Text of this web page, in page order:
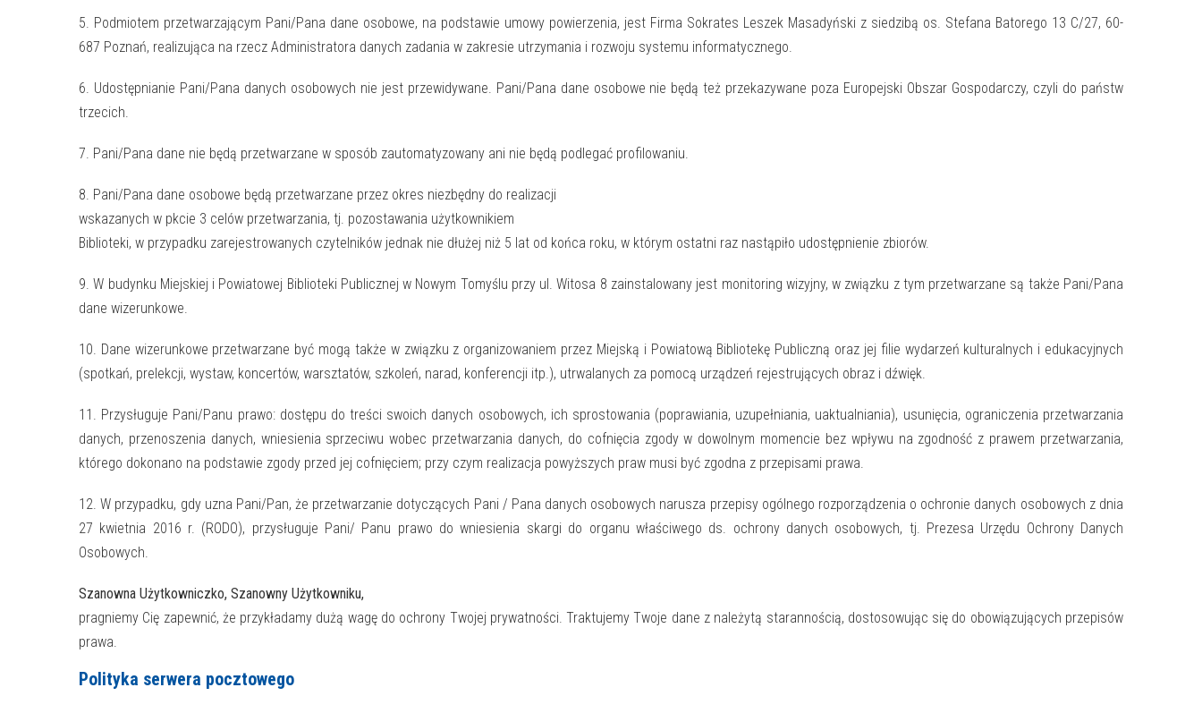
5. Podmiotem przetwarzającym Pani/Pana dane osobowe, na podstawie umowy powierzenia, jest Firma Sokrates Leszek Masadyński z siedzibą os. Stefana Batorego 13 C/27, 60-
687 Poznań, realizująca na rzecz Administratora danych zadania w zakresie utrzymania i rozwoju systemu informatycznego.
6. Udostępnianie Pani/Pana danych osobowych nie jest przewidywane. Pani/Pana dane osobowe nie będą też przekazywane poza Europejski Obszar Gospodarczy, czyli do państw
trzecich.
7. Pani/Pana dane nie będą przetwarzane w sposób zautomatyzowany ani nie będą podlegać profilowaniu.
8. Pani/Pana dane osobowe będą przetwarzane przez okres niezbędny do realizacji
wskazanych w pkcie 3 celów przetwarzania, tj. pozostawania użytkownikiem
Biblioteki, w przypadku zarejestrowanych czytelników jednak nie dłużej niż 5 lat od końca roku, w którym ostatni raz nastąpiło udostępnienie zbiorów.
9. W budynku Miejskiej i Powiatowej Biblioteki Publicznej w Nowym Tomyślu przy ul. Witosa 8 zainstalowany jest monitoring wizyjny, w związku z tym przetwarzane są także Pani/Pana
dane wizerunkowe.
10. Dane wizerunkowe przetwarzane być mogą także w związku z organizowaniem przez Miejską i Powiatową Bibliotekę Publiczną oraz jej filie wydarzeń kulturalnych i edukacyjnych
(spotkań, prelekcji, wystaw, koncertów, warsztatów, szkoleń, narad, konferencji itp.), utrwalanych za pomocą urządzeń rejestrujących obraz i dźwięk.
11. Przysługuje Pani/Panu prawo: dostępu do treści swoich danych osobowych, ich sprostowania (poprawiania, uzupełniania, uaktualniania), usunięcia, ograniczenia przetwarzania
danych, przenoszenia danych, wniesienia sprzeciwu wobec przetwarzania danych, do cofnięcia zgody w dowolnym momencie bez wpływu na zgodność z prawem przetwarzania,
którego dokonano na podstawie zgody przed jej cofnięciem; przy czym realizacja powyższych praw musi być zgodna z przepisami prawa.
12. W przypadku, gdy uzna Pani/Pan, że przetwarzanie dotyczących Pani / Pana danych osobowych narusza przepisy ogólnego rozporządzenia o ochronie danych osobowych z dnia
27 kwietnia 2016 r. (RODO), przysługuje Pani/ Panu prawo do wniesienia skargi do organu właściwego ds. ochrony danych osobowych, tj. Prezesa Urzędu Ochrony Danych
Osobowych.
Szanowna Użytkowniczko, Szanowny Użytkowniku,
pragniemy Cię zapewnić, że przykładamy dużą wagę do ochrony Twojej prywatności. Traktujemy Twoje dane z należytą starannością, dostosowując się do obowiązujących przepisów
prawa.
Polityka serwera pocztowego